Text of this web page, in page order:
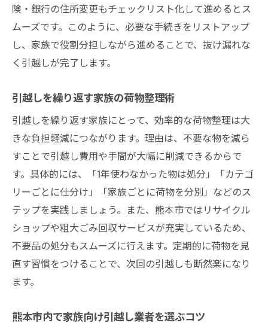
険・銀行の住所変更もチェックリスト化して進めるとス
ムーズです。このように、必要な手続きをリストアップ
し、家族で役割分担しながら進めることで、抜け漏れな
く引越しが完了します。
引越しを繰り返す家族の荷物整理術
引越しを繰り返す家族にとって、効率的な荷物整理は大
きな負担軽減につながります。理由は、不要な物を減ら
すことで引越し費用や手間が大幅に削減できるからで
す。具体的には、「1年使わなかった物は処分」「カテゴ
リーごとに仕分け」「家族ごとに荷物を分別」などのス
テップを実践しましょう。また、熊本市ではリサイクル
ショップや粗大ごみ回収サービスが充実しているため、
不要品の処分もスムーズに行えます。定期的に荷物を見
直す習慣をつけることで、次回の引越しも断然楽になり
ます。
熊本市内で家族向け引越し業者を選ぶコツ